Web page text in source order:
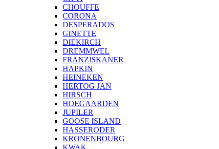
CHOUFFE
CORONA
DESPERADOS
GINETTE
DIEKIRCH
DREMMWEL
FRANZISKANER
HAPKIN
HEINEKEN
HERTOG JAN
HIRSCH
HOEGAARDEN
JUPILER
GOOSE ISLAND
HASSERODER
KRONENBOURG
KWAK